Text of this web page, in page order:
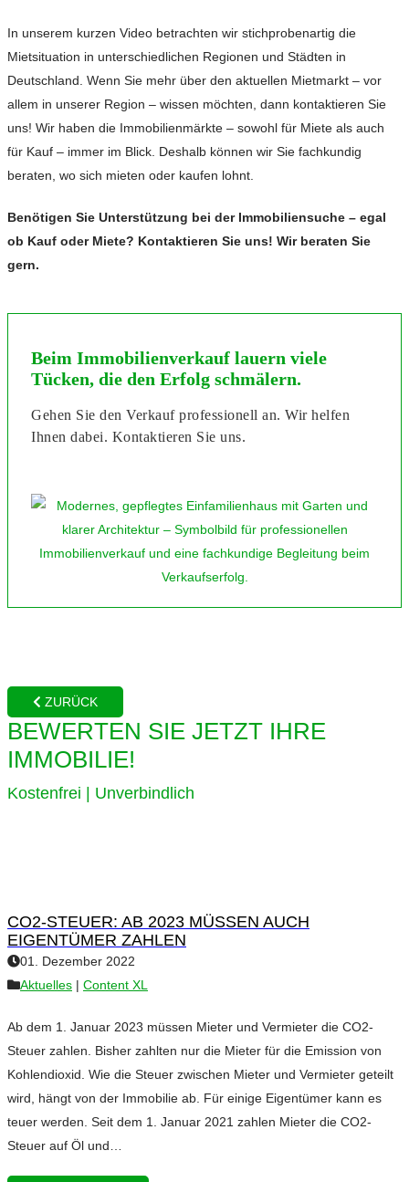
In unserem kurzen Video betrachten wir stichprobenartig die
Mietsituation in unterschiedlichen Regionen und Städten in
Deutschland. Wenn Sie mehr über den aktuellen Mietmarkt – vor
allem in unserer Region – wissen möchten, dann kontaktieren Sie
uns! Wir haben die Immobilienmärkte – sowohl für Miete als auch
für Kauf – immer im Blick. Deshalb können wir Sie fachkundig
beraten, wo sich mieten oder kaufen lohnt.
Benötigen Sie Unterstützung bei der Immobiliensuche – egal
ob Kauf oder Miete? Kontaktieren Sie uns! Wir beraten Sie
gern.
Beim Immobilienverkauf lauern viele
Tücken, die den Erfolg schmälern.
Gehen Sie den Verkauf professionell an. Wir helfen
Ihnen dabei. Kontaktieren Sie uns.
ZURÜCK
BEWERTEN SIE JETZT IHRE
IMMOBILIE!
Kostenfrei | Unverbindlich
CO2-STEUER: AB 2023 MÜSSEN AUCH
EIGENTÜMER ZAHLEN
01. Dezember 2022
Aktuelles | Content XL
Ab dem 1. Januar 2023 müssen Mieter und Vermieter die CO2-
Steuer zahlen. Bisher zahlten nur die Mieter für die Emission von
Kohlendioxid. Wie die Steuer zwischen Mieter und Vermieter geteilt
wird, hängt von der Immobilie ab. Für einige Eigentümer kann es
teuer werden. Seit dem 1. Januar 2021 zahlen Mieter die CO2-
Steuer auf Öl und…